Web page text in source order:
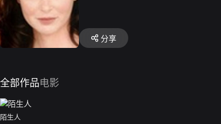
分享
全部作品电影
陌生人